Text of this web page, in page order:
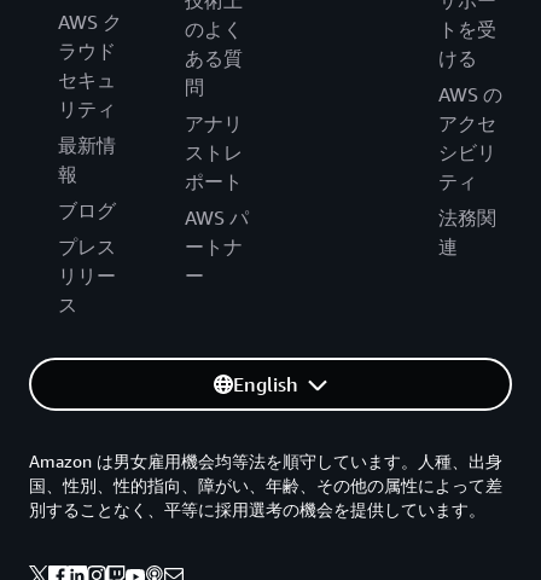
AWS ク
ラウド
セキュ
リティ
最新情
報
ブログ
プレス
リリー
ス
のよく
ある質
問
アナリ
ストレ
ポート
AWS パ
ートナ
ー
トを受
ける
AWS の
アクセ
シビリ
ティ
法務関
連
English
Amazon は男女雇用機会均等法を順守しています。人種、出身
国、性別、性的指向、障がい、年齢、その他の属性によって差
別することなく、平等に採用選考の機会を提供しています。